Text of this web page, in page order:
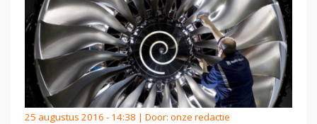
25 augustus 2016 - 14:38 | Door: onze redactie